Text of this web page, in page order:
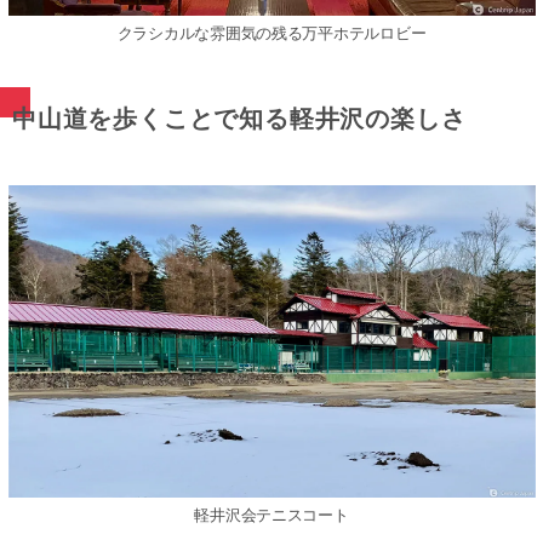
クラシカルな雰囲気の残る万平ホテルロビー
中山道を歩くことで知る軽井沢の楽しさ
軽井沢会テニスコート